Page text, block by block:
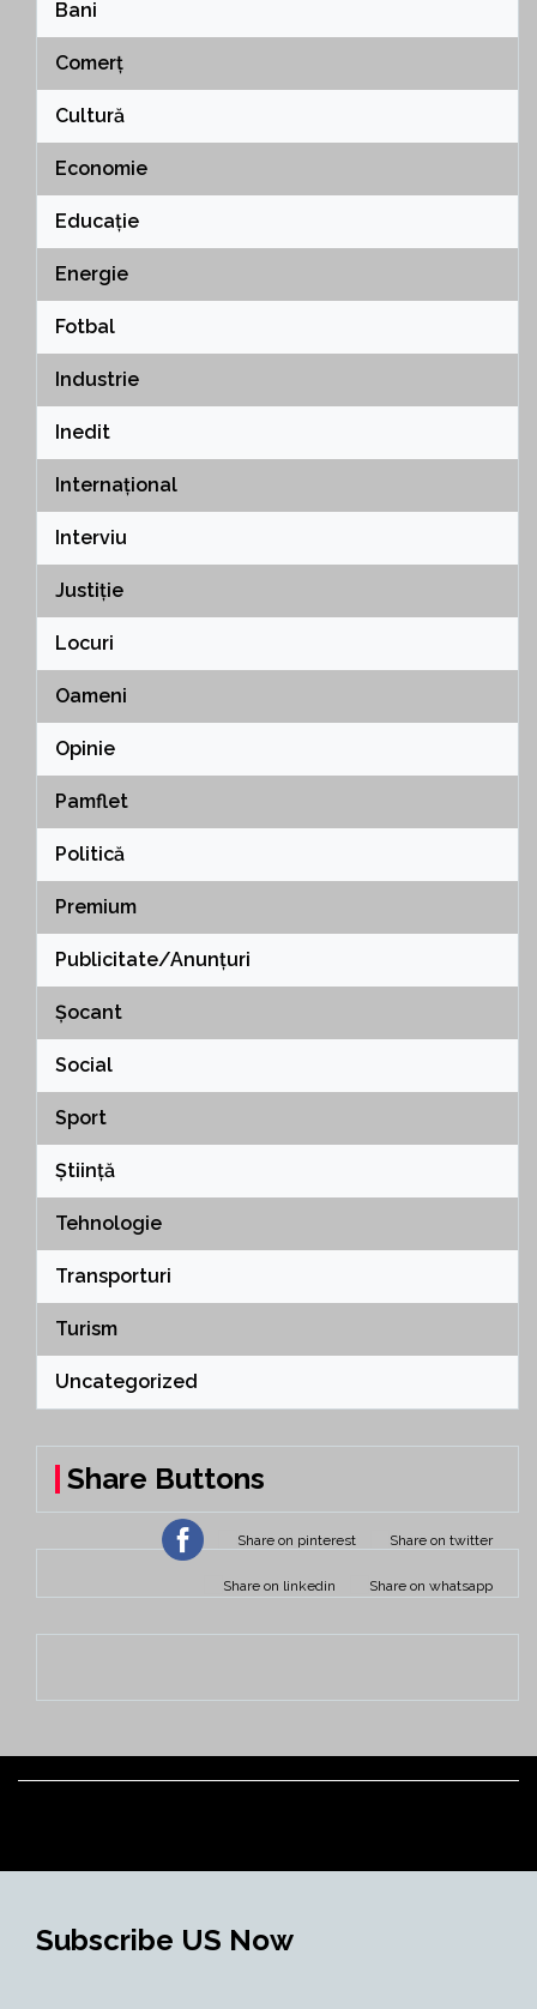
Bani
Comerț
Cultură
Economie
Educație
Energie
Fotbal
Industrie
Inedit
Internațional
Interviu
Justiție
Locuri
Oameni
Opinie
Pamflet
Politică
Premium
Publicitate/Anunțuri
Șocant
Social
Sport
Știință
Tehnologie
Transporturi
Turism
Uncategorized
Share Buttons
Subscribe US Now